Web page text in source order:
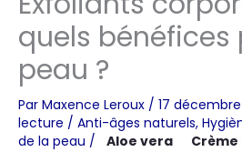
quels bénéfices
peau ?
Par Maxence Leroux / 17
lecture / Anti-âges naturels,
de la peau / Aloe vera Crème